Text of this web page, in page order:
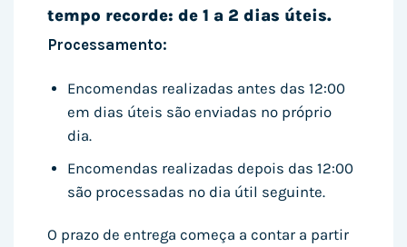
tempo recorde: de 1 a 2 dias úteis.
Processamento:
Encomendas realizadas antes das 12:00
em dias úteis são enviadas no próprio
dia.
Encomendas realizadas depois das 12:00
são processadas no dia útil seguinte.
O prazo de entrega começa a contar a partir